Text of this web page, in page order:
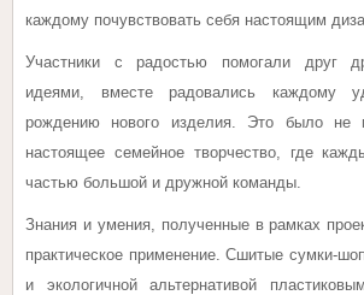
каждому почувствовать себя настоящим
Участники с радостью помогали друг
идеями, вместе радовались каждому
рождению нового изделия. Это было не
настоящее семейное творчество, где
частью большой и дружной команды.
Знания и умения, полученные в рамках
практическое применение. Сшитые сумки-
и экологичной альтернативой